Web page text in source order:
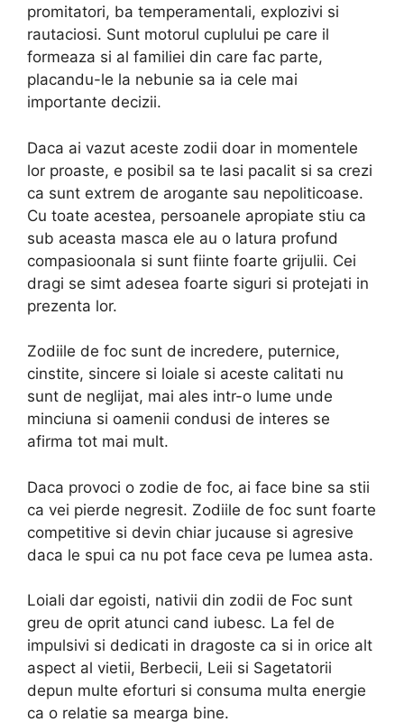
promitatori, ba temperamentali, explozivi si
rautaciosi. Sunt motorul cuplului pe care il
formeaza si al familiei din care fac parte,
placandu-le la nebunie sa ia cele mai
importante decizii.
Daca ai vazut aceste zodii doar in momentele
lor proaste, e posibil sa te lasi pacalit si sa crezi
ca sunt extrem de arogante sau nepoliticoase.
Cu toate acestea, persoanele apropiate stiu ca
sub aceasta masca ele au o latura profund
compasioonala si sunt fiinte foarte grijulii. Cei
dragi se simt adesea foarte siguri si protejati in
prezenta lor.
Zodiile de foc sunt de incredere, puternice,
cinstite, sincere si loiale si aceste calitati nu
sunt de neglijat, mai ales intr-o lume unde
minciuna si oamenii condusi de interes se
afirma tot mai mult.
Daca provoci o zodie de foc, ai face bine sa stii
ca vei pierde negresit. Zodiile de foc sunt foarte
competitive si devin chiar jucause si agresive
daca le spui ca nu pot face ceva pe lumea asta.
Loiali dar egoisti, nativii din zodii de Foc sunt
greu de oprit atunci cand iubesc. La fel de
impulsivi si dedicati in dragoste ca si in orice alt
aspect al vietii, Berbecii, Leii si Sagetatorii
depun multe eforturi si consuma multa energie
ca o relatie sa mearga bine.